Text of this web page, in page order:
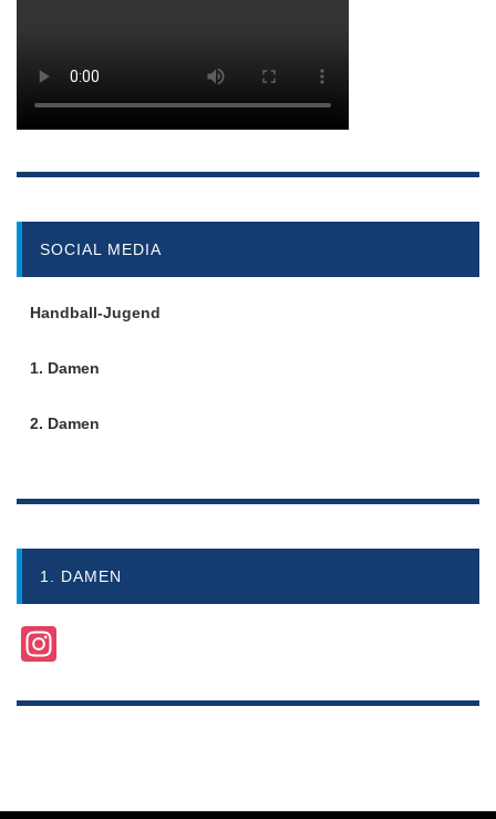
SOCIAL MEDIA
Handball-Jugend
1. Damen
2. Damen
1. DAMEN